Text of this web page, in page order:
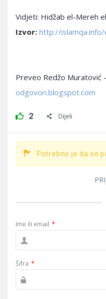
Vidjeti: Hidžab el-Mereh
Izvor: http://islamqa.info/
Preveo Redžo Muratović
odgovori.blogspot.com
2 Dijeli
Potrebno je da se
Ime ili email *
Šifra *